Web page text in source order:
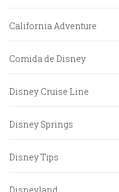
California Adventure
Comida de Disney
Disney Cruise Line
Disney Springs
Disney Tips